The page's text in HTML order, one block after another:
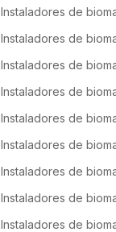
Instaladores de
Instaladores de
Instaladores de
Instaladores de
Instaladores de
Instaladores de
Instaladores de
Instaladores de
Instaladores de